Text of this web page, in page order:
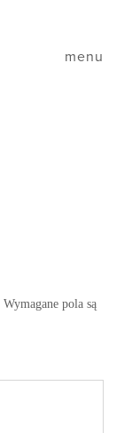
menu
Wymagane pola są